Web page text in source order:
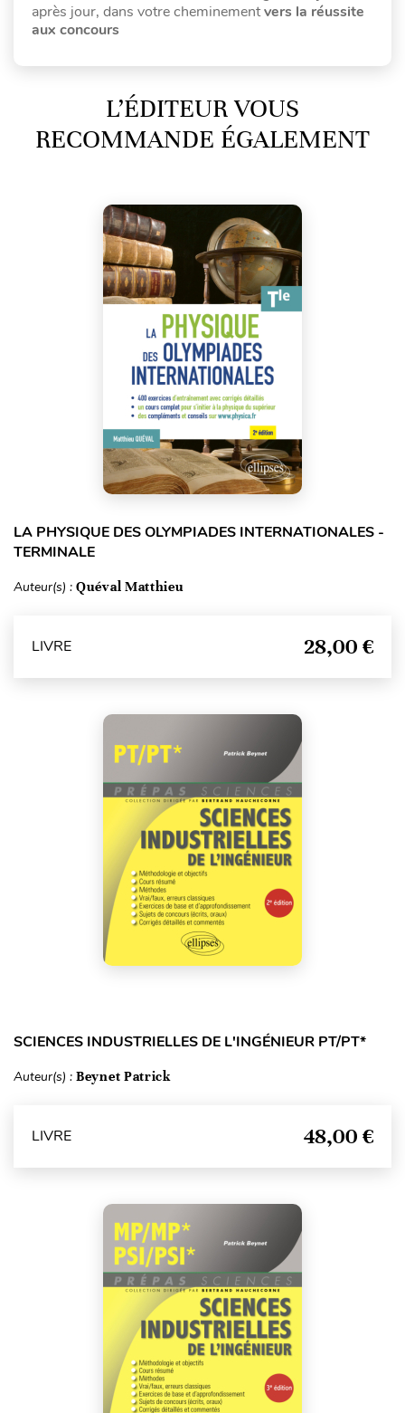
après jour, dans votre cheminementvers la réussite
aux concours
L’ÉDITEUR VOUS
RECOMMANDE ÉGALEMENT
LA PHYSIQUE DES OLYMPIADES INTERNATIONALES -
TERMINALE
Auteur(s) : Quéval Matthieu
LIVRE 28,00 €
SCIENCES INDUSTRIELLES DE L'INGÉNIEUR PT/PT*
Auteur(s) : Beynet Patrick
LIVRE 48,00 €